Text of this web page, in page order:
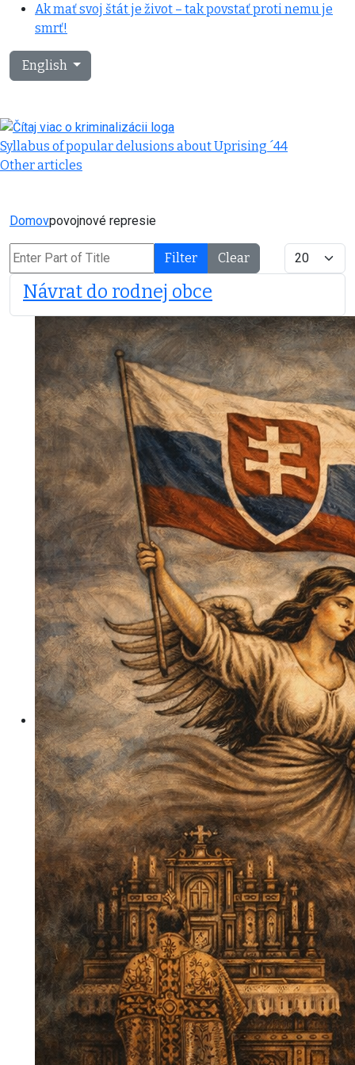
Ak mať svoj štát je život – tak povstať proti nemu je
smrť!
Select your language
English
Syllabus of popular delusions about Uprising ´44
Other articles
Domovpovojnové represie
Enter Part of Title Filter Clear Display #
Návrat do rodnej obce